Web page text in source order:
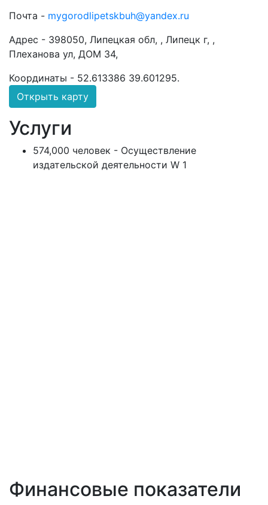
Почта - mygorodlipetskbuh@yandex.ru
Адрес - 398050, Липецкая обл, , Липецк г, ,
Плеханова ул, ДОМ 34,
Координаты - 52.613386 39.601295.
Открыть карту
Услуги
574,000 человек - Осуществление
издательской деятельности W 1
Финансовые показатели